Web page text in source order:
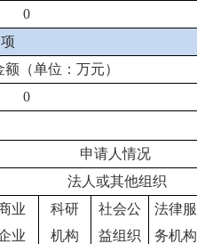
0
（单位：万元）
0
申请人情况
法人或其他组织
业
业
科研
机构
社会公
益组织
法律服
务机构